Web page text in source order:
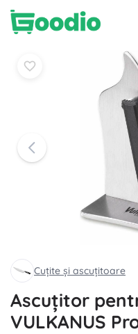
Cuțite și ascuțitoare
Ascuțitor
VULKANUS
650,00